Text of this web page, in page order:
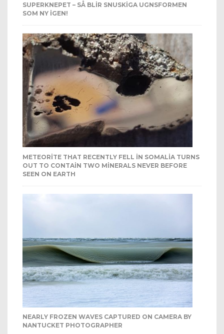
SUPERKNEPET – SÅ BLIR SNUSKIGA UGNSFORMEN
SOM NY IGEN!
METEORITE THAT RECENTLY FELL IN SOMALIA TURNS
OUT TO CONTAIN TWO MINERALS NEVER BEFORE
SEEN ON EARTH
NEARLY FROZEN WAVES CAPTURED ON CAMERA BY
NANTUCKET PHOTOGRAPHER